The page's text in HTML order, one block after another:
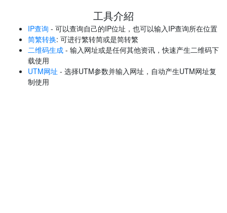
工具介紹
IP查询 - 可以查询自己的IP位址，也可以输入IP查询所在位置
简繁转换: 可进行繁转简或是简转繁
二维码生成 - 输入网址或是任何其他资讯，快速产生二维码下
载使用
UTM网址 - 选择UTM参数并输入网址，自动产生UTM网址复
制使用